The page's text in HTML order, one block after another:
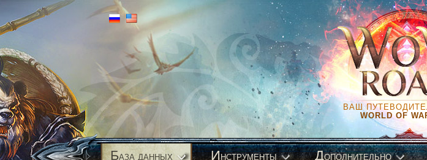
ВАШ
WORLD OF
База данных Инструменты Дополнительно